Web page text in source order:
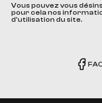
Vous pouvez vous
pour cela nos
d'utilisation du site.